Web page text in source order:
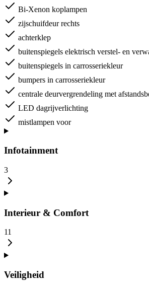
Bi-Xenon koplampen
zijschuifdeur rechts
achterklep
buitenspiegels elektrisch verstel- en
buitenspiegels in carrosseriekleur
bumpers in carrosseriekleur
centrale deurvergrendeling met
LED dagrijverlichting
mistlampen voor
Infotainment
3
Interieur & Comfort
11
Veiligheid